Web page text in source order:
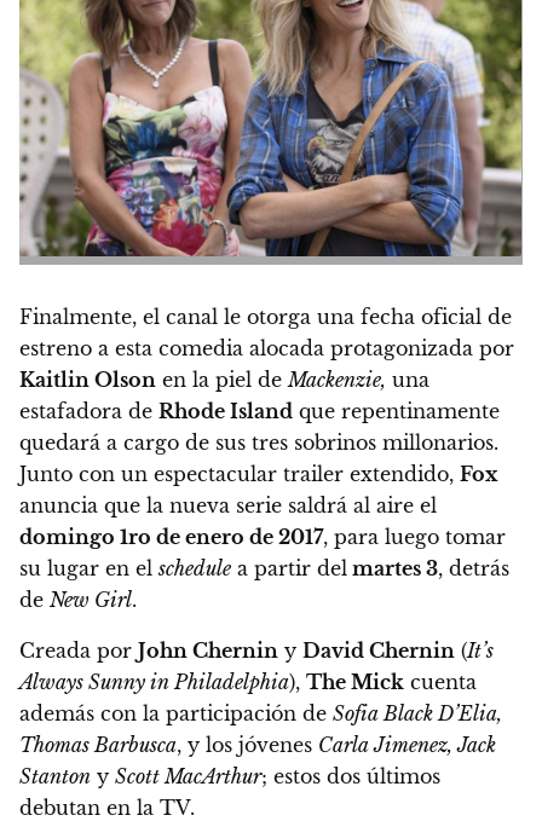
Finalmente, el canal le otorga una fecha oficial de
estreno a esta comedia alocada protagonizada por
Kaitlin Olson en la piel deMackenzie, una
estafadora de Rhode Island que repentinamente
quedará a cargo de sus tres sobrinos millonarios.
Junto con un espectacular trailer extendido, Fox
anuncia que la nueva serie saldrá al aire el
domingo 1ro de enero de 2017, para luego tomar
su lugar en elschedule a partir del martes 3, detrás
de New Girl.
Creada por John Chernin y David Chernin (It’s
Always Sunny in Philadelphia), The Mick cuenta
además con la participación de Sofia Black D’Elia,
Thomas Barbusca, y los jóvenes Carla Jimenez, Jack
Stanton y Scott MacArthur; estos dos últimos
debutan en la TV.